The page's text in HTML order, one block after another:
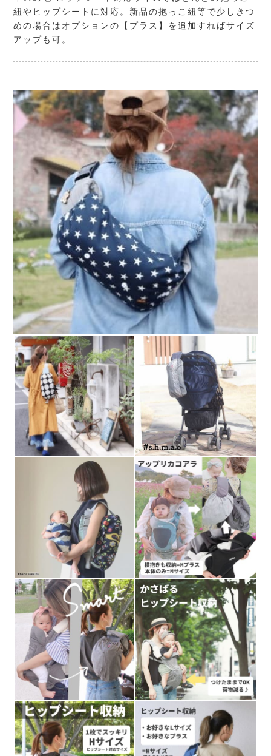
紐やヒップシートに対応。新品の抱っこ紐等で少しきつ
めの場合はオプションの【プラス】を追加すればサイズ
アップも可。